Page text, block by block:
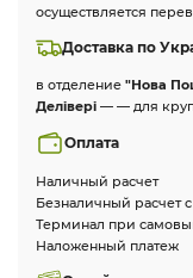
осуществляется
Доставка по
в отделение "Нова
Делівері — — для
Оплата
Наличный расчет
Безналичный расчет
Терминал при
Наложенный платеж